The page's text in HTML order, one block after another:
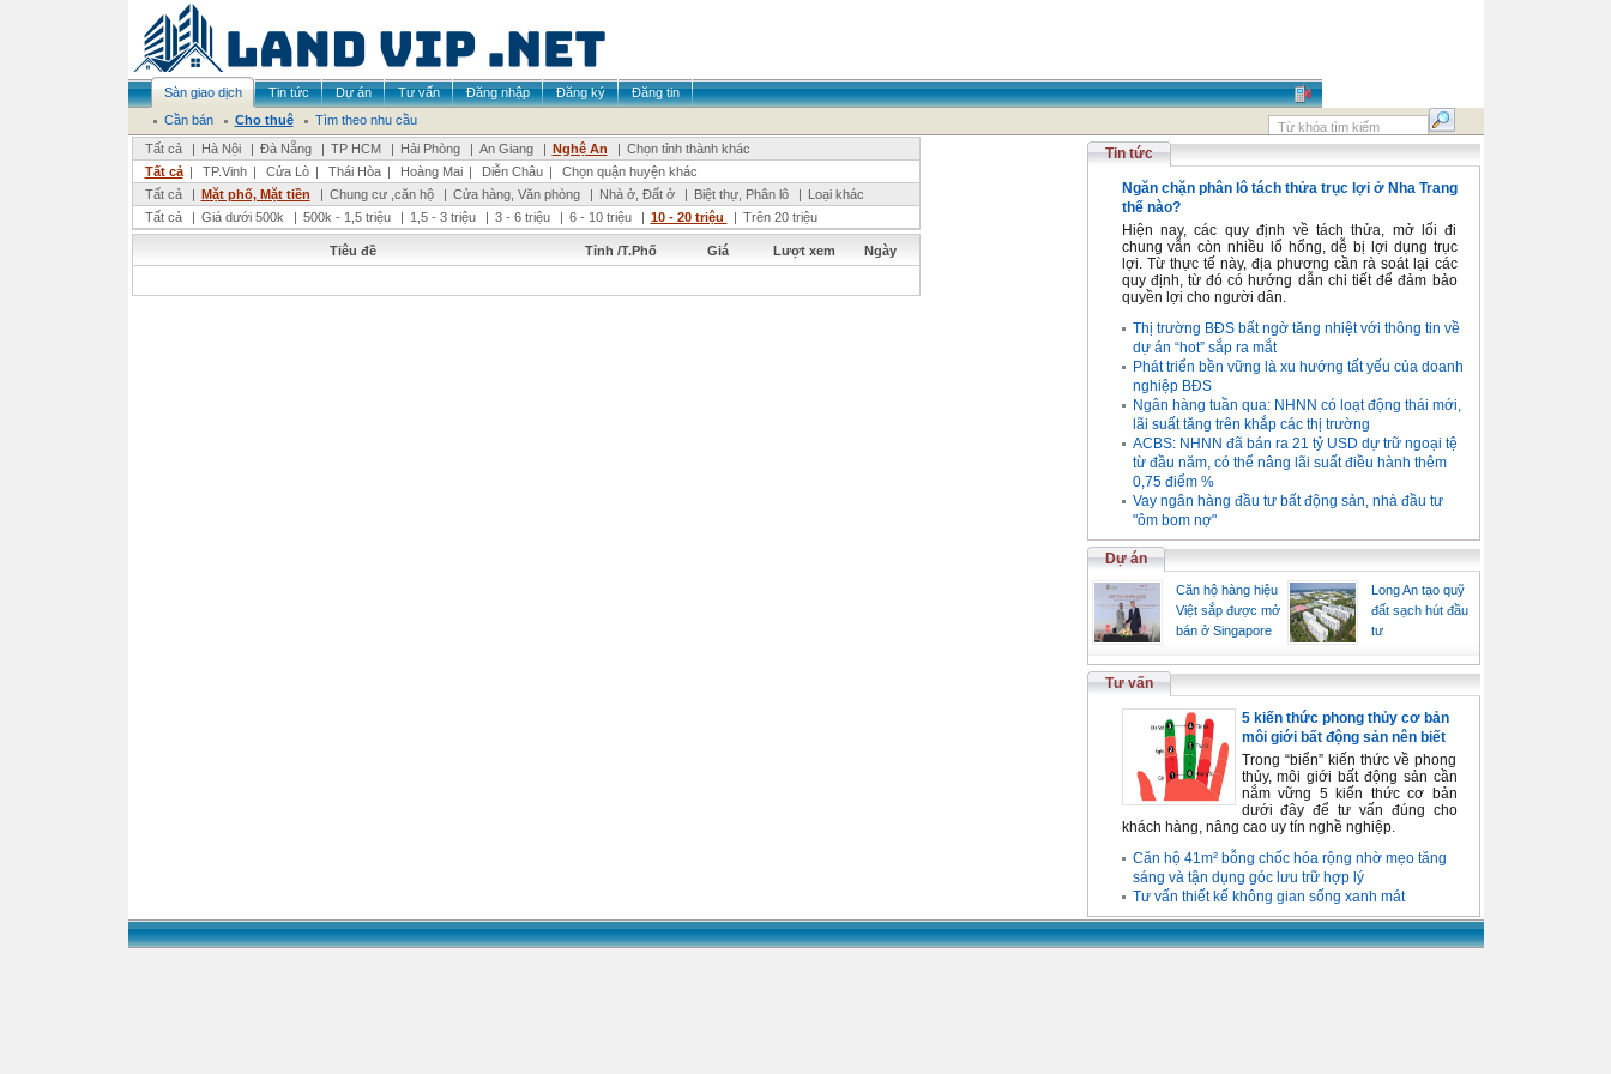
Sàn giao dịch Tin tức Dự án Tư vấn Đăng nhập Đăng ký
Đăng tin
Cần bán
Cho thuê
Tìm theo nhu cầu
Tất cả
| Hà Nội | Đà Nẵng | TP HCM | Hải Phòng | An Giang | Nghệ An | Chọn tỉnh thành khác
Tất cả | TP.Vinh | Cửa Lò | Thái Hòa | Hoàng Mai | Diễn Châu |
Chọn quận huyện khác
Tất cả
| Mặt phố, Mặt tiền | Chung cư ,căn hộ | Cửa hàng, Văn phòng | Nhà ở, Đất ở | Biệt thự, Phân lô | Loại khác
Tất cả
| Giá dưới 500k | 500k - 1,5 triệu | 1,5 - 3 triệu | 3 - 6 triệu | 6 - 10 triệu | 10 - 20 triệu | Trên 20 triệu
Tiêu đề Tỉnh /T.Phố Giá Lượt xem Ngày
Tin tức
Ngăn chặn phân lô tách thửa trục lợi ở Nha Trang
thế nào?
Hiện nay, các quy định về tách thửa, mở lối đi
chung vẫn còn nhiều lổ hổng, dễ bị lợi dụng trục
lợi. Từ thực tế này, địa phương cần rà soát lại các
quy định, từ đó có hướng dẫn chi tiết để đảm bảo
quyền lợi cho người dân.
Thị trường BĐS bất ngờ tăng nhiệt với thông tin về
dự án “hot” sắp ra mắt
Phát triển bền vững là xu hướng tất yếu của doanh
nghiệp BĐS
Ngân hàng tuần qua: NHNN có loạt động thái mới,
lãi suất tăng trên khắp các thị trường
ACBS: NHNN đã bán ra 21 tỷ USD dự trữ ngoại tệ
từ đầu năm, có thể nâng lãi suất điều hành thêm
0,75 điểm %
Vay ngân hàng đầu tư bất động sản, nhà đầu tư
"ôm bom nợ"
Dự án
Căn hộ hàng hiệu
Việt sắp được mở
bán ở Singapore
Long An tạo quỹ
đất sạch hút đầu
tư
Tư vấn
5 kiến thức phong thủy cơ bản
môi giới bất động sản nên biết
Trong “biển” kiến thức về phong
thủy, môi giới bất động sản cần
nắm vững 5 kiến thức cơ bản
dưới đây để tư vấn đúng cho
khách hàng, nâng cao uy tín nghề nghiệp.
Căn hộ 41m² bỗng chốc hóa rộng nhờ mẹo tăng
sáng và tận dụng góc lưu trữ hợp lý
Tư vấn thiết kế không gian sống xanh mát